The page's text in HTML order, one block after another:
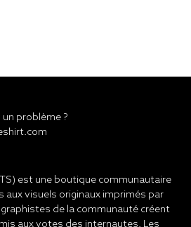
problème ?
est une boutique communautaire
aux visuels originaux imprimés par
graphistes de la communauté créent